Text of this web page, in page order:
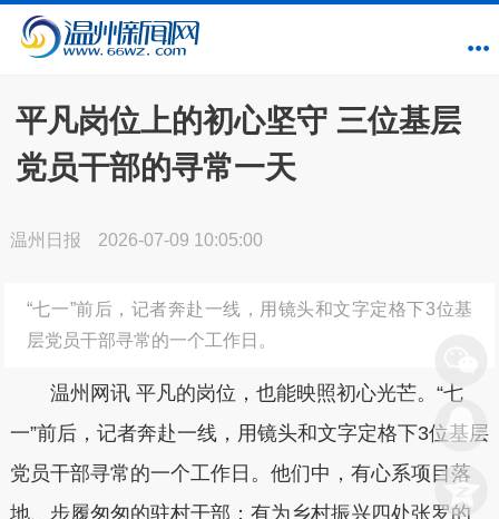
平凡岗位上的初心坚守 三位基层
党员干部的寻常一天
温州日报 2026-07-09 10:05:00
“七一”前后，记者奔赴一线，用镜头和文字定格下3位基
层党员干部寻常的一个工作日。
温州网讯 平凡的岗位，也能映照初心光芒。“七
一”前后，记者奔赴一线，用镜头和文字定格下3位基层
党员干部寻常的一个工作日。他们中，有心系项目落
地、步履匆匆的驻村干部；有为乡村振兴四处张罗的